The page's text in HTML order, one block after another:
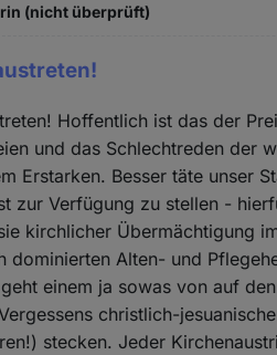
(nicht überprüft)
Hoffentlich ist das der
und das Schlechtreden der
Erstarken. Besser täte unser
zur Verfügung zu stellen -
kirchlicher Übermächtigung
dominierten Alten- und
einem ja sowas von auf
christlich-
stecken. Jeder